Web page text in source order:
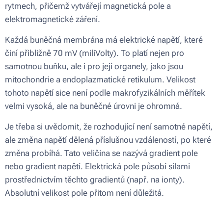
rytmech, přičemž vytvářejí magnetická pole a
elektromagnetické záření.
Každá buněčná membrána má elektrické napětí, které
činí přibližně 70 mV (miliVolty). To platí nejen pro
samotnou buňku, ale i pro její organely, jako jsou
mitochondrie a endoplazmatické retikulum. Velikost
tohoto napětí sice není podle makrofyzikálních měřítek
velmi vysoká, ale na buněčné úrovni je ohromná.
Je třeba si uvědomit, že rozhodující není samotné napětí,
ale změna napětí dělená příslušnou vzdáleností, po které
změna probíhá. Tato veličina se nazývá gradient pole
nebo gradient napětí. Elektrická pole působí silami
prostřednictvím těchto gradientů (např. na ionty).
Absolutní velikost pole přitom není důležitá.